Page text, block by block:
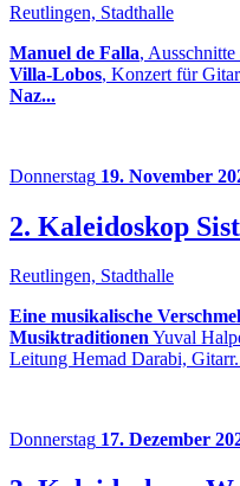
Reutlingen, Stadthalle
Manuel de Falla,
Villa-Lobos, Konzert für
Naz...
Donnerstag 19. November
2. Kaleidoskop
Reutlingen, Stadthalle
Eine musikalische
MusiktraditionenYuval
Leitung Hemad Darabi,
Donnerstag 17. Dezember